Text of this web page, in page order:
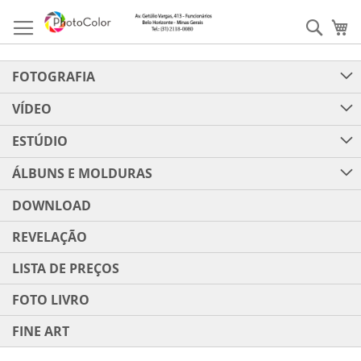
para
o
FOTOGRAFIA
VÍDEO
ESTÚDIO
ÁLBUNS E MOLDURAS
DOWNLOAD
REVELAÇÃO
LISTA DE PREÇOS
FOTO LIVRO
FINE ART